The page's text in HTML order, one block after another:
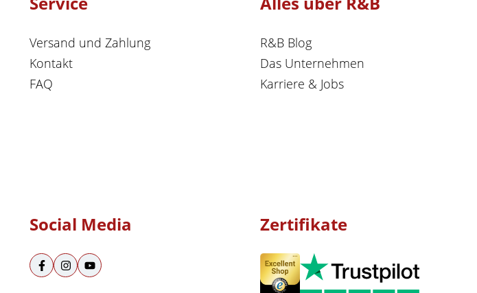
Versand und Zahlung
Kontakt
FAQ
R&B Blog
Das Unternehmen
Karriere & Jobs
Social Media Zertifikate